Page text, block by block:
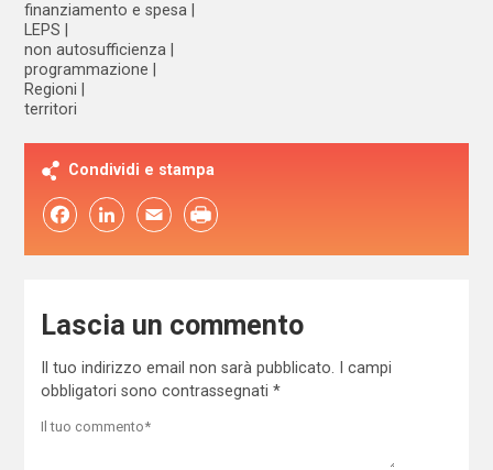
finanziamento e spesa
LEPS
non autosufficienza
programmazione
Regioni
territori
Condividi e stampa
FacebookLinkedIn Email
Lascia un commento
Il tuo indirizzo email non sarà pubblicato.
I campi
obbligatori sono contrassegnati *